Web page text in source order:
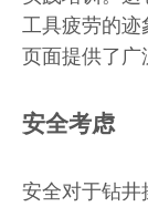
工具疲劳的迹
页面提供了广
安全考虑
安全对于钻井